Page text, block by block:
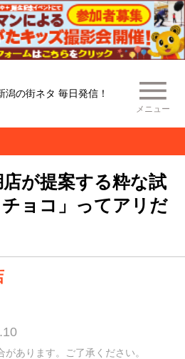
潟の街ネタ 毎日発信！
メニュー
が提案する粋な試
ョコ」ってアリだ
あります。ご了承ください。